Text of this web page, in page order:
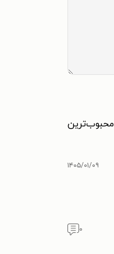
محبوب‌ترین
۱۴۰۵/۰۱/۰۹
۰